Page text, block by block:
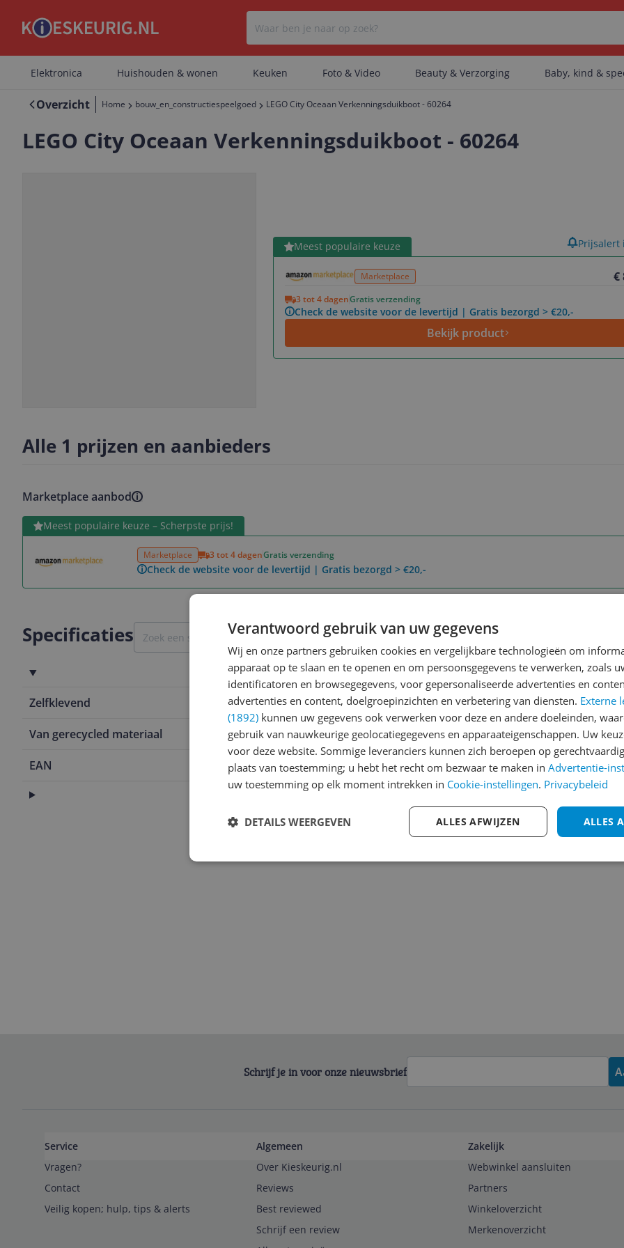
Er zijn geen categorieën gevonden.
Er zijn geen artikelen gevonden.
Elektronica Huishouden & wonen Keuken Foto & Video Beauty & Verzorging Baby, kind &
Overzicht Home bouw_en_constructiespeelgoed LEGO City Oceaan Verkenningsduikboot - 60264
LEGO City Oceaan Verkenningsduikboot - 60264
Meest populaire keuze
Marketplace €
3 tot 4 dagenGratis verzending
Check de website voor de levertijd | Gratis bezorgd > €20,-
Bekijk product
Bekijk product Prijsalert
Alle 1 prijzen en aanbieders
Marketplace aanbod
Meest populaire keuze – Scherpste prijs!
Marketplace 3 tot 4 dagenGratis verzending
Check de website voor de levertijd | Gratis bezorgd > €20,-
Bekijk product
Specificaties
Productinformatie
Zelfklevend
Nee
Van gerecycled materiaal Nee
EAN
5702016617986
Reviews
Er zijn nog geen
Heb jij dit product in bezit
met het schrijven van je
een review gemiddeld
andere bezoekers een
€250,-!Klik hier voor de
Cijfer
Welk cijfer geef jij dit
2
Schrijf je in voor onze nieuwsbrief
Service
Vragen?
Contact
Veilig kopen; hulp, tips & alerts
Algemeen
Over Kieskeurig.nl
Reviews
Best reviewed
Schrijf een review
Zakelijk
Webwinkel aansluiten
Partners
Winkeloverzicht
Merkenoverzicht
Verantwoord gebruik van uw gegevens
Wij en onze partners gebruiken cookies en vergelijkbare technologieën om
apparaat op te slaan en te openen en om persoonsgegevens te verwerken, zoals
identificatoren en browsegegevens, voor gepersonaliseerde advertenties en
advertenties en content, doelgroepinzichten en verbetering van diensten. Externe
(1892) kunnen uw gegevens ook verwerken voor deze en andere doeleinden,
gebruik van nauwkeurige geolocatiegegevens en apparaateigenschappen. Uw
voor deze website. Sommige leveranciers kunnen zich beroepen op
plaats van toestemming; u hebt het recht om bezwaar te maken in Advertentie-
uw toestemming op elk moment intrekken in Cookie-instellingen. Privacybeleid
ALLES
ALLES AFWIJZEN
DETAILS WEERGEVEN